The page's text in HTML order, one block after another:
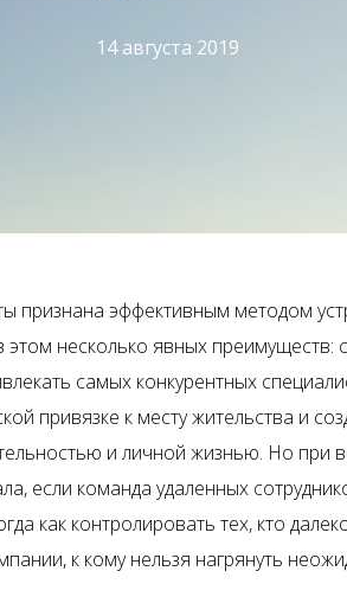
14 августа 2019
признана эффективным методом
этом несколько явных преимуществ:
самых конкурентных
привязке к месту жительства и
и личной жизнью. Но при
если команда удаленных
как контролировать тех, кто
к кому нельзя нагрянуть